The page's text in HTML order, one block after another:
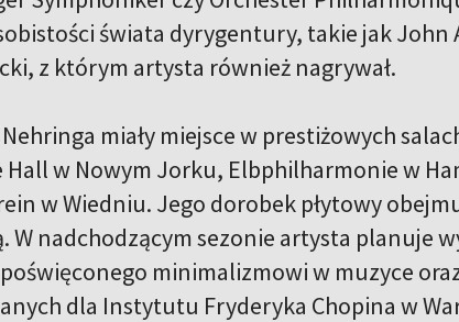
świata dyrygentury, takie jak
z którym artysta również nagrywał.
miały miejsce w prestiżowych
Hall w Nowym Jorku, Elbphilharmonie w
w Wiedniu. Jego dorobek płytowy
W nadchodzącym sezonie artysta planuje
minimalizmowi w muzyce
dla Instytutu Fryderyka Chopina w